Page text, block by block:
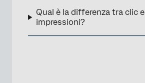
Qual è la differenza tra clic e
impressioni?